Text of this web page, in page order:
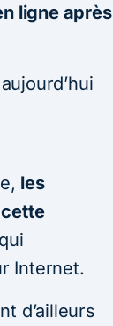
ligne après
les
Internet.
d’ailleurs